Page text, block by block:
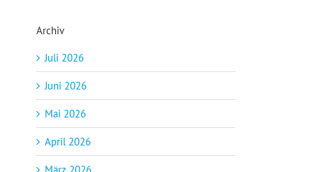
Archiv
Juli 2026
Juni 2026
Mai 2026
April 2026